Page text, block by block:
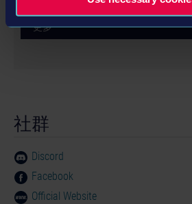
更多
社群
Discord
Facebook
Official Website